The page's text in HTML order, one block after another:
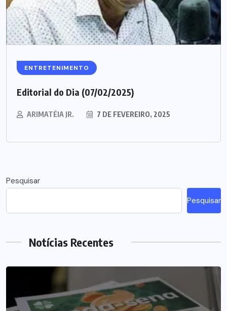
ENTRETENIMENTO
Editorial do Dia (07/02/2025)
ARIMATÉIA JR. 7 DE FEVEREIRO, 2025
Pesquisar
Pesquisar
Notícias Recentes